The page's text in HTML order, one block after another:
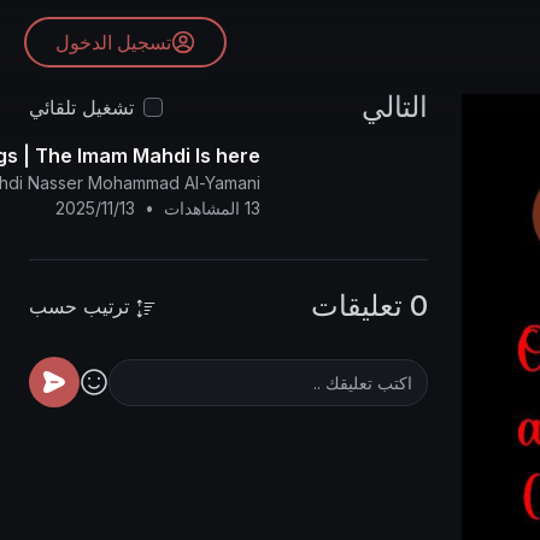
تسجيل الدخول
التالي
تشغيل تلقائي
| The Imam Mahdi Is here
Nasser Mohammad Al-Yamani
13 المشاهدات
•
2025/11/13
0 تعليقات ترتيب حسب